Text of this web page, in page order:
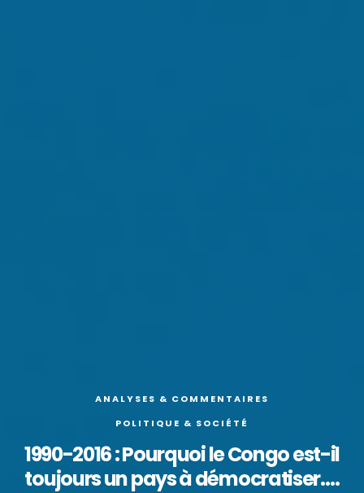
ANALYSES & COMMENTAIRES
POLITIQUE & SOCIÉTÉ
1990-2016 : Pourquoi le Congo est-il
toujours un pays à démocratiser….